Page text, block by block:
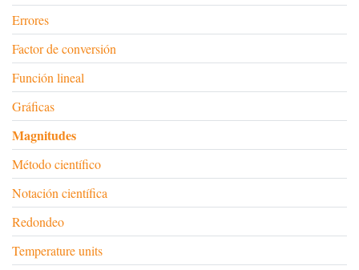
Errores
Factor de conversión
Función lineal
Gráficas
Magnitudes
Método científico
Notación científica
Redondeo
Temperature units